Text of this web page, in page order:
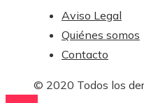
Aviso Legal
Quiénes somos
Contacto
© 2020 Todos los